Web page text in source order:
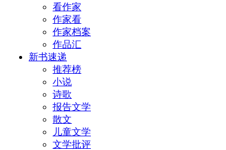
看作家
作家看
作家档案
作品汇
新书速递
推荐榜
小说
诗歌
报告文学
散文
儿童文学
文学批评